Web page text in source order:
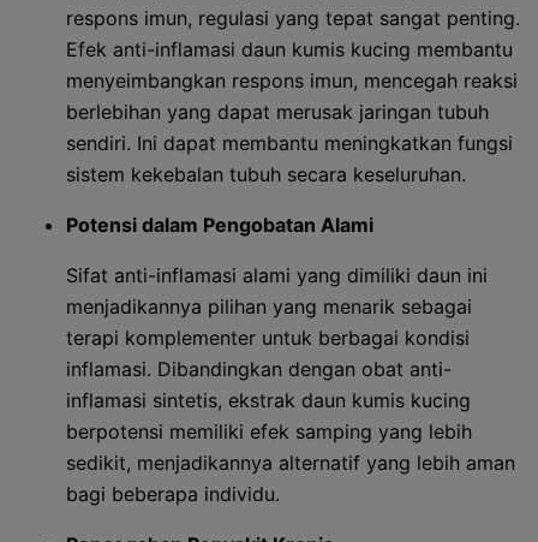
respons imun, regulasi yang tepat sangat penting.
Efek anti-inflamasi daun kumis kucing membantu
menyeimbangkan respons imun, mencegah reaksi
berlebihan yang dapat merusak jaringan tubuh
sendiri. Ini dapat membantu meningkatkan fungsi
sistem kekebalan tubuh secara keseluruhan.
Potensi dalam Pengobatan Alami
Sifat anti-inflamasi alami yang dimiliki daun ini
menjadikannya pilihan yang menarik sebagai
terapi komplementer untuk berbagai kondisi
inflamasi. Dibandingkan dengan obat anti-
inflamasi sintetis, ekstrak daun kumis kucing
berpotensi memiliki efek samping yang lebih
sedikit, menjadikannya alternatif yang lebih aman
bagi beberapa individu.